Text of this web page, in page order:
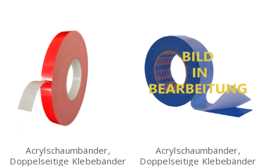
Acrylschaumbänder,
Doppelseitige Klebebänder
Acrylschaumbänder,
Doppelseitige Klebebänder